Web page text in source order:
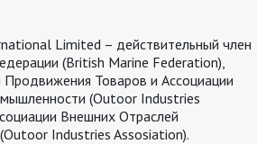
Limited – действительный член
(British Marine Federation),
Продвижения Товаров и Ассоциации
(Outoor Industries
Внешних Отраслей
Industries Assosiation).